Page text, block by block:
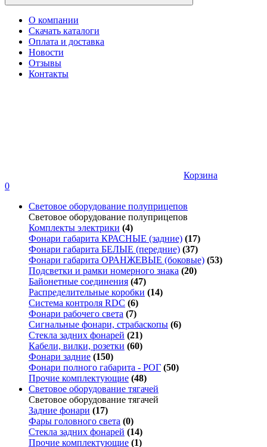
О компании
Скачать каталоги
Оплата и доставка
Новости
Отзывы
Контакты
Корзина
0
Световое оборудование полуприцепов
Световое оборудование полуприцепов
Комплекты электрики (4)
Фонари габарита КРАСНЫЕ (задние) (17)
Фонари габарита БЕЛЫЕ (передние) (37)
Фонари габарита ОРАНЖЕВЫЕ (боковые) (53)
Подсветки и рамки номерного знака (20)
Байонетные соединения (47)
Распределительные коробки (14)
Система контроля RDC (6)
Фонари рабочего света (7)
Сигнальные фонари, страбаскопы (6)
Стекла задних фонарей (21)
Кабели, вилки, розетки (60)
Фонари задние (150)
Фонари полного габарита - РОГ (50)
Прочие комплектующие (48)
Световое оборудование тягачей
Световое оборудование тягачей
Задние фонари (17)
Фары головного света (0)
Стекла задних фонарей (14)
Прочие комплектующие (1)